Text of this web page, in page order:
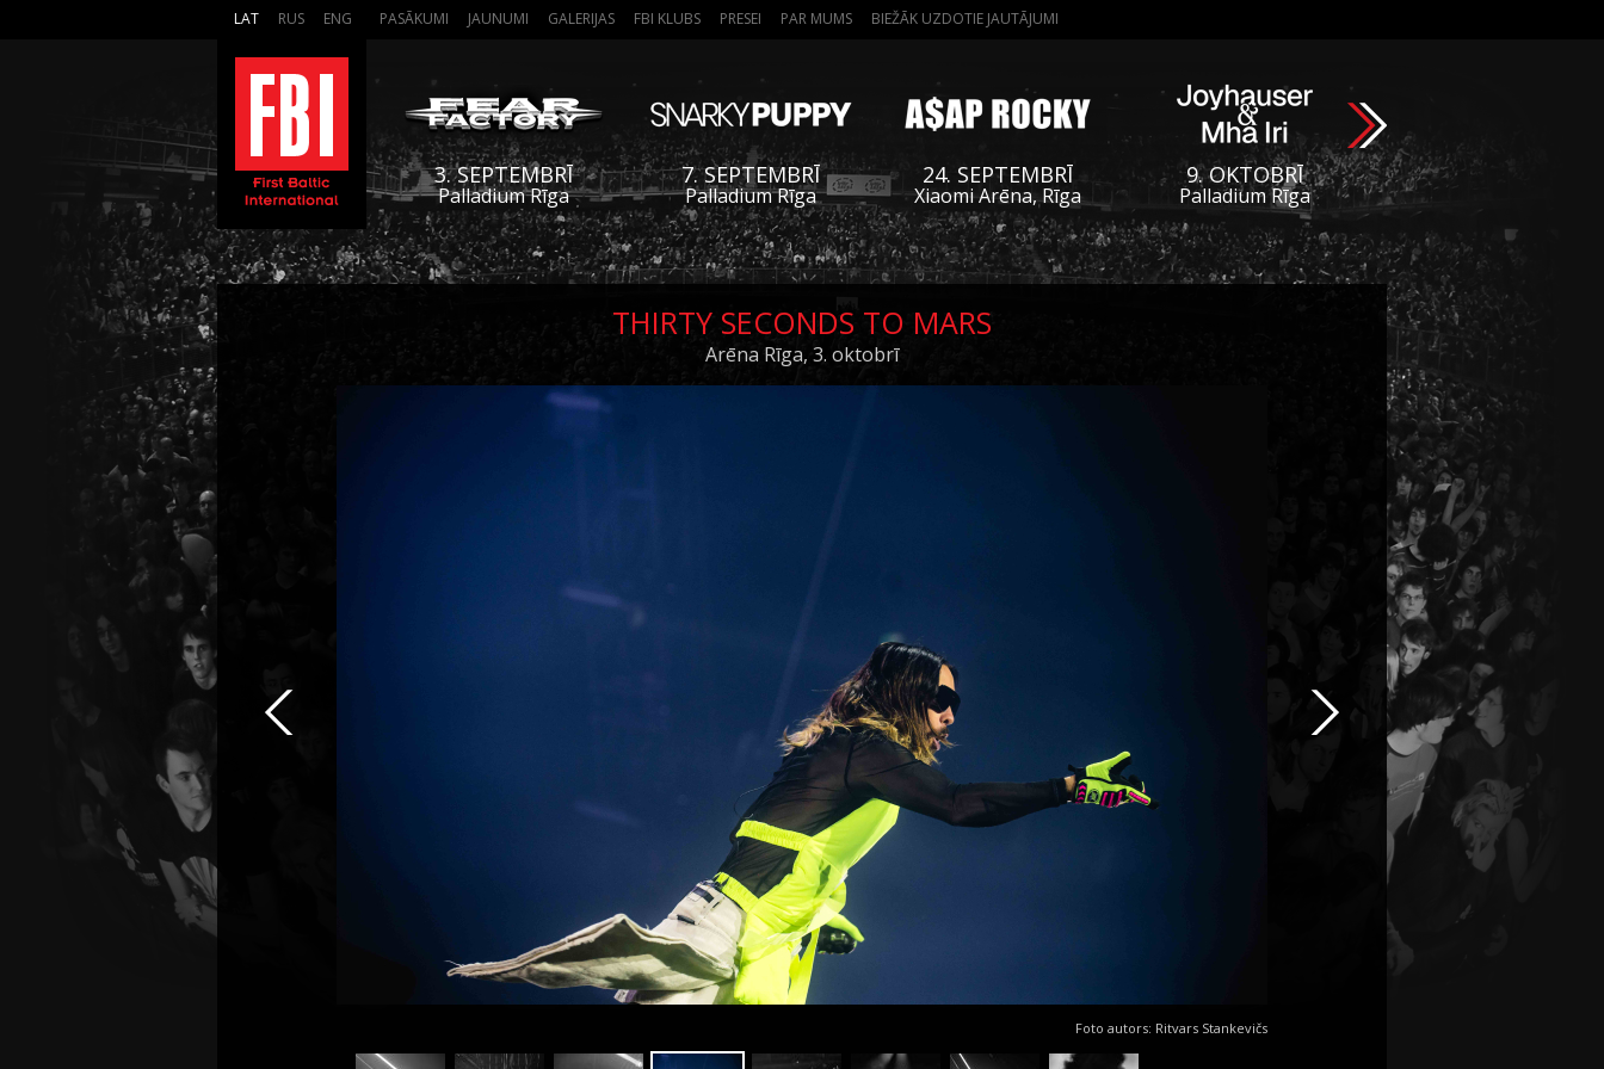
LAT RUS ENG PASĀKUMI JAUNUMI GALERIJAS FBI KLUBS PRESEI PAR MUMS BIEŽĀK UZDOTIE JAUTĀJUMI
3. SEPTEMBRĪ
Palladium Rīga
7. SEPTEMBRĪ
Palladium Rīga
24. SEPTEMBRĪ
Xiaomi Arēna, Rīga
9. OKTOBRĪ
Palladium Rīga
THIRTY SECONDS TO MARS
Arēna Rīga, 3. oktobrī
Foto autors: Ritvars Stankevičs